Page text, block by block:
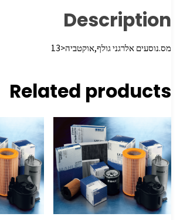
Description
מס.נוסעים אלרגני גולף,אוקטביה<13
Related products